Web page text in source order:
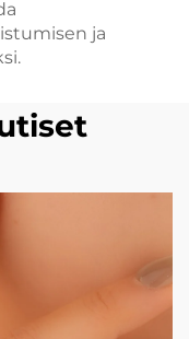
ja